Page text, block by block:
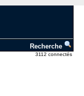
Recherche
3112 connectés